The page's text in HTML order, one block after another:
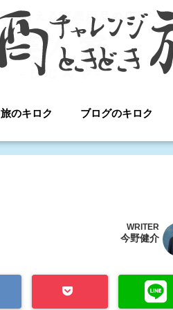
旅のキロク ブログのキロク
WRITER
今野健介